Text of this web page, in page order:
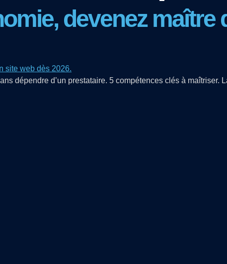
devenez maître
dépendre d’un prestataire. 5 compétences clés à maîtriser.